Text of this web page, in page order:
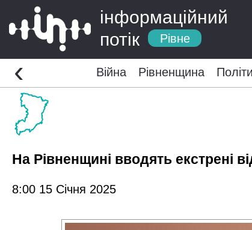
інформаційний
потік
Рівне
Війна Рівненщина
‹
На Рівненщині вводять екстрені
8:00 15 Січня 2025